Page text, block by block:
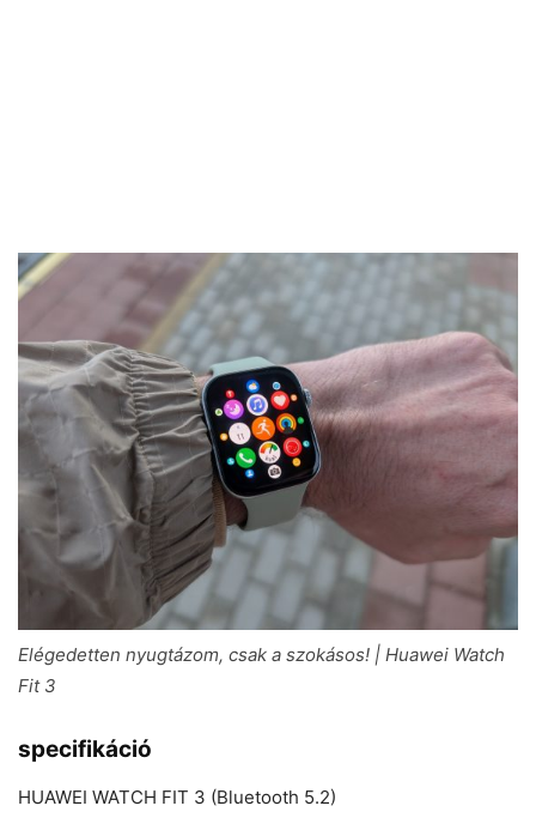
Elégedetten nyugtázom, csak a szokásos! | Huawei Watch
Fit 3
specifikáció
HUAWEI WATCH FIT 3 (Bluetooth 5.2)